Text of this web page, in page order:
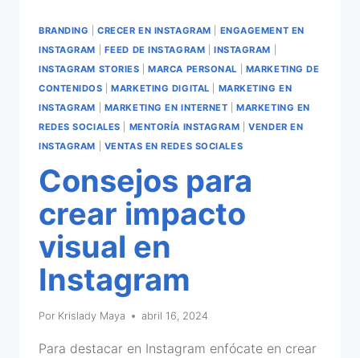
BRANDING |CRECER EN INSTAGRAM
ENGAGEMENT EN
INSTAGRAM
FEED DE INSTAGRAM INSTAGRAM
INSTAGRAM STORIES |MARCA PERSONAL
MARKETING DE
CONTENIDOS |MARKETING DIGITAL
MARKETING EN
INSTAGRAM
MARKETING EN INTERNET |MARKETING EN
REDES SOCIALES
MENTORÍA INSTAGRAM |VENDER EN
INSTAGRAM
VENTAS EN REDES SOCIALES
Consejos para
crear impacto
visual en
Instagram
Por Krislady Maya abril 16, 2024
Para destacar en Instagram enfócate en crear